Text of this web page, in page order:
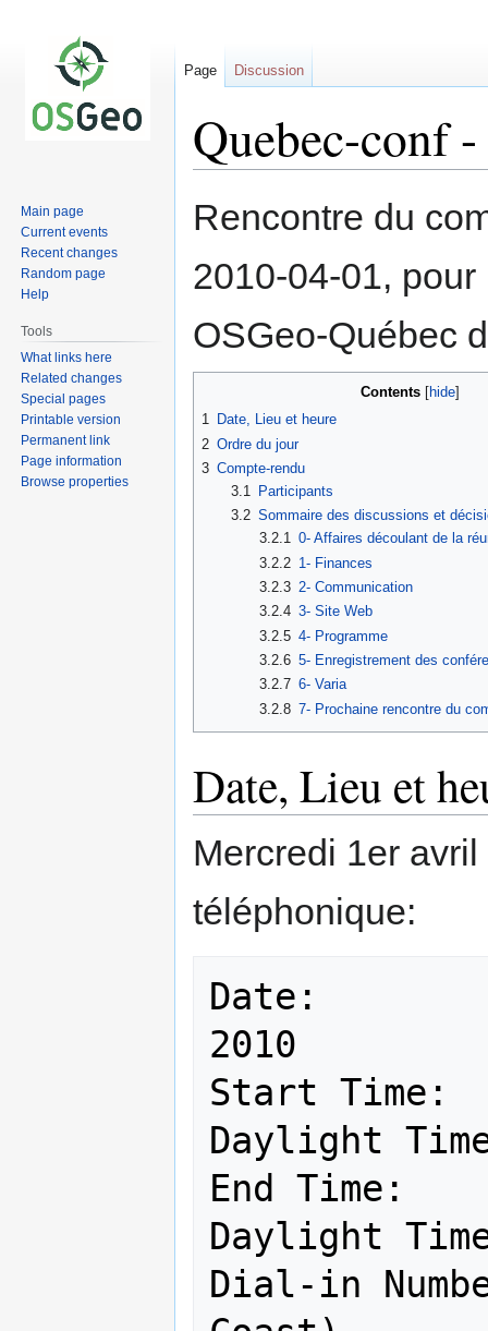
Quebec-conf
to
to
Rencontre du
2010-04-01,
OSGeo-Québec
Contents
1 Date, Lieu et heure
2 Ordre du jour
3 Compte-rendu
3.1
Participants
3.2 Sommaire des discussions et
3.2.1 0- Affaires découlant de la
3.2.2 1- Finances
3.2.3 2- Communication
3.2.4 3- Site Web
3.2.5 4- Programme
3.2.6 5- Enregistrement des
3.2.7 6- Varia
3.2.8 7- Prochaine rencontre du
Date, Lieu et
Mercredi 1er
téléphonique:
Date:
2010
Start Time:
Daylight
End Time:
Daylight
Dial-in
Page Discussion
Main page
Current events
Recent changes
Random page
Help
Tools
What links here
Related changes
Special pages
Printable version
Permanent link
Page information
Browse properties